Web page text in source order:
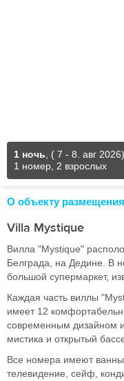
1 ночь
( 7 - 8. авг 2026)
1 номер, 2 взрослых
О объекту размещения
Villa Mystique
Вилла "Mystique"
Белграда, на Дедине. В
большой супермаркет,
Каждая часть виллы
имеет 12
современным дизайном
мистика и открытый
Все номера имеют
телевидение, сейф,